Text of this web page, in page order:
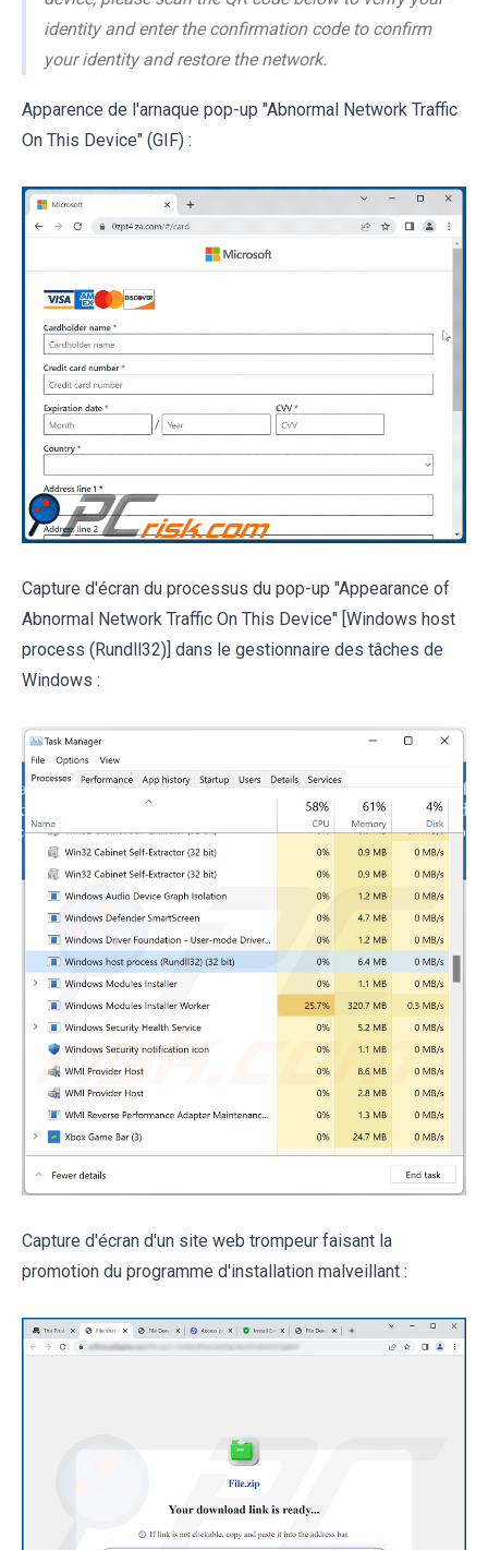
identity and enter the confirmation code to confirm
your identity and restore the network.
Apparence de l'arnaque pop-up "Abnormal Network Traffic
On This Device" (GIF) :
Capture d'écran du processus du pop-up "Appearance of
Abnormal Network Traffic On This Device" [Windows host
process (Rundll32)] dans le gestionnaire des tâches de
Windows :
Capture d'écran d'un site web trompeur faisant la
promotion du programme d'installation malveillant :